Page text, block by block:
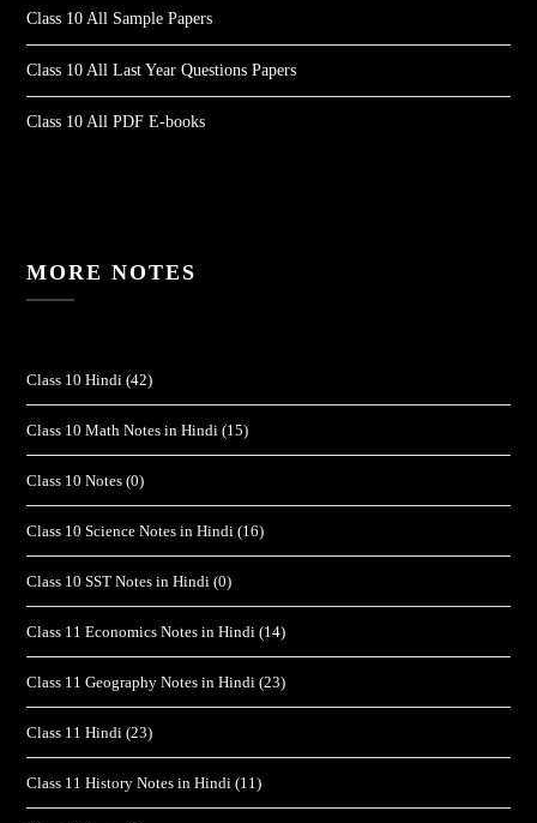
Class 10 All Sample Papers
Class 10 All Last Year Questions Papers
Class 10 All PDF E-books
MORE NOTES
Class 10 Hindi (42)
Class 10 Math Notes in Hindi (15)
Class 10 Notes (0)
Class 10 Science Notes in Hindi (16)
Class 10 SST Notes in Hindi (0)
Class 11 Economics Notes in Hindi (14)
Class 11 Geography Notes in Hindi (23)
Class 11 Hindi (23)
Class 11 History Notes in Hindi (11)